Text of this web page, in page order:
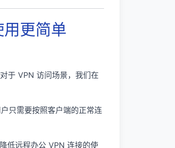
更简单
于 VPN 访问场景，我们在
只需要按照客户端的正常连
低远程办公 VPN 连接的使